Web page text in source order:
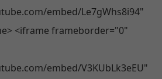
embed/Le7gWhs8i94"
<iframe frameborder="0"
embed/V3KUbLk3eEU"